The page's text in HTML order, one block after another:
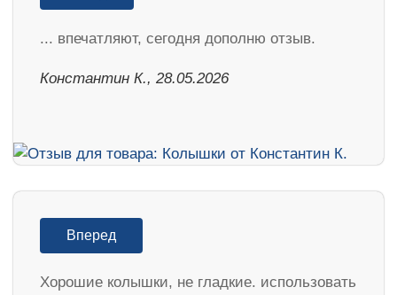
... впечатляют, сегодня дополню отзыв.
Константин К., 28.05.2026
Вперед
Хорошие колышки, не гладкие. использовать